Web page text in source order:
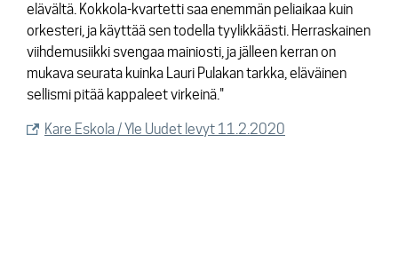
elävältä. Kokkola-kvartetti saa enemmän peliaikaa kuin
orkesteri, ja käyttää sen todella tyylikkäästi. Herraskainen
viihdemusiikki svengaa mainiosti, ja jälleen kerran on
mukava seurata kuinka Lauri Pulakan tarkka, eläväinen
sellismi pitää kappaleet virkeinä."
Kare Eskola / Yle Uudet levyt 11.2.2020